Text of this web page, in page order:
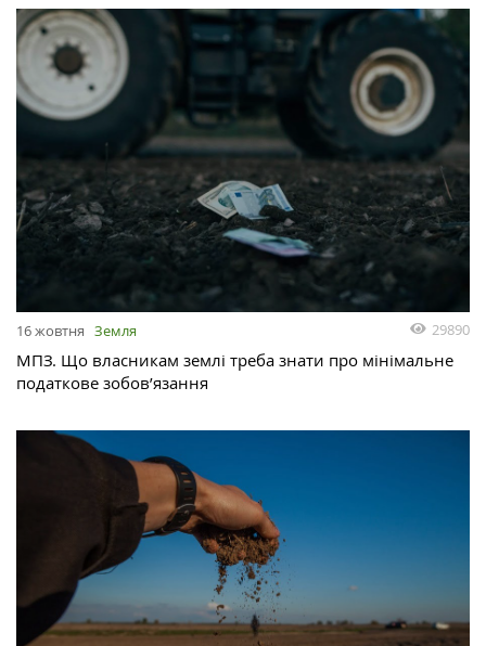
16 жовтня Земля 29890
МПЗ. Що власникам землі треба знати про мінімальне
податкове зобов’язання